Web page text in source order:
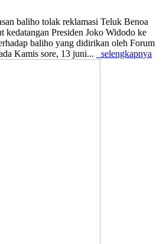
baliho tolak reklamasi Teluk Benoa
kedatangan Presiden Joko Widodo ke
baliho yang didirikan oleh Forum
Kamis sore, 13 juni...
selengkapnya